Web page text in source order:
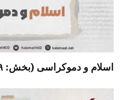
اسلام و دموکراسی (بخش: ۹)